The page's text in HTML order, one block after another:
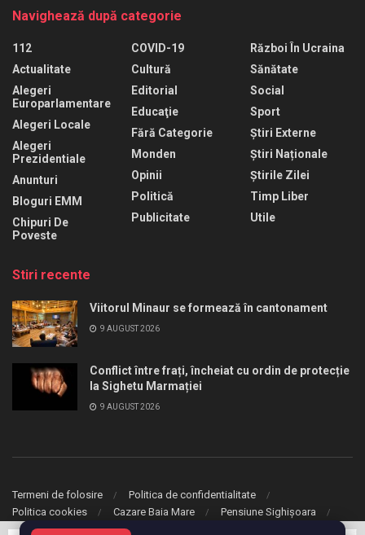
Navighează după categorie
112
Actualitate
Alegeri
Europarlamentare
Alegeri Locale
Alegeri
Prezidentiale
Anunturi
Bloguri EMM
Chipuri De
Poveste
COVID-19
Cultură
Editorial
Educaţie
Fără Categorie
Monden
Opinii
Politică
Publicitate
Război În Ucraina
Sănătate
Social
Sport
Știri Externe
Știri Naționale
Știrile Zilei
Timp Liber
Utile
Stiri recente
Viitorul Minaur se formează în cantonament
9 AUGUST 2026
Conflict între frați, încheiat cu ordin de protecție
la Sighetu Marmației
9 AUGUST 2026
Termeni de folosire
Politica de confidentialitate
Politica cookies
Cazare Baia Mare Pensiune Sighișoara